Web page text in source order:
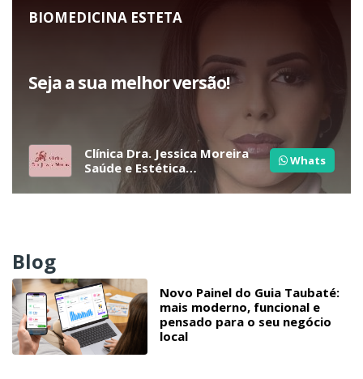
BIOMEDICINA ESTETA
Seja a sua melhor versão!
Clínica Dra. Jessica Moreira
Saúde e Estética
Especializada
Whats
Blog
Novo Painel do Guia Taubaté:
mais moderno, funcional e
pensado para o seu negócio
local